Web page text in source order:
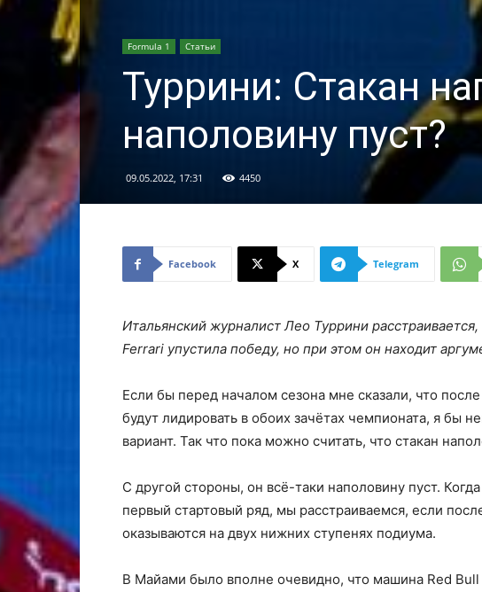
Formula 1 Статьи
Туррини: Стакан
наполовину пуст?
09.05.2022, 17:31 4450
Facebook X Telegram
Итальянский журналист Лео Туррини
Ferrari упустила победу, но при этом он находит
Если бы перед началом сезона мне сказали, что
будут лидировать в обоих зачётах чемпионата, я бы
вариант. Так что пока можно считать, что стакан
С другой стороны, он всё-таки наполовину пуст.
первый стартовый ряд, мы расстраиваемся, если
оказываются на двух нижних ступенях подиума.
В Майами было вполне очевидно, что машина Red